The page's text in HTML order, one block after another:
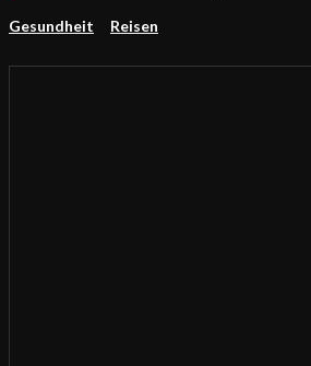
Gesundheit Reisen